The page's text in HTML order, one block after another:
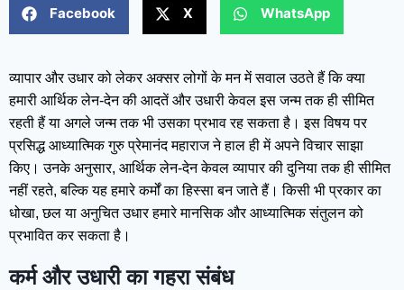
Facebook X WhatsApp
व्यापार और उधार को लेकर अक्सर लोगों के मन में सवाल उठते हैं कि क्या
हमारी आर्थिक लेन-देन की आदतें और उधारी केवल इस जन्म तक ही सीमित
रहती हैं या अगले जन्म तक भी उसका प्रभाव रह सकता है। इस विषय पर
प्रसिद्ध आध्यात्मिक गुरु प्रेमानंद महाराज ने हाल ही में अपने विचार साझा
किए। उनके अनुसार, आर्थिक लेन-देन केवल व्यापार की दुनिया तक ही सीमित
नहीं रहते, बल्कि यह हमारे कर्मों का हिस्सा बन जाते हैं। किसी भी प्रकार का
धोखा, छल या अनुचित उधार हमारे मानसिक और आध्यात्मिक संतुलन को
प्रभावित कर सकता है।
कर्म और उधारी का गहरा संबंध